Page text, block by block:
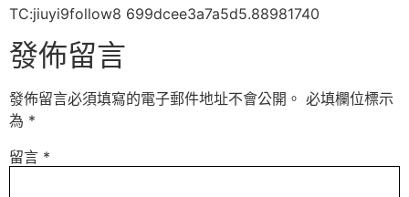
TC:jiuyi9follow8 699dcee3a7a5d5.88981740
發佈留言
發佈留言必須填寫的電子郵件地址不會公開。 必填欄位標示
為 *
留言 *